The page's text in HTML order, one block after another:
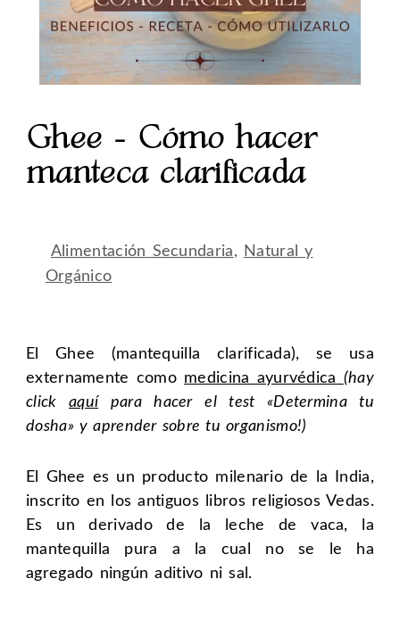
Ghee – Cómo hacer
manteca clarificada
Alimentación Secundaria,
Natural y
Orgánico
El Ghee (mantequilla clarificada), se usa
externamente como medicina ayurvédica (hay
click aquí para hacer el test «Determina tu
dosha» y aprender sobre tu organismo!)
El Ghee es un producto milenario de la India,
inscrito en los antiguos libros religiosos Vedas.
Es un derivado de la leche de vaca, la
mantequilla pura a la cual no se le ha
agregado ningún aditivo ni sal.